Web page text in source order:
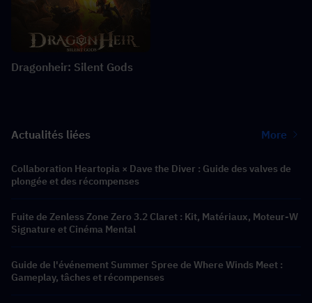
Dragonheir: Silent Gods
Actualités liées More
Collaboration Heartopia × Dave the Diver : Guide des valves de
plongée et des récompenses
Fuite de Zenless Zone Zero 3.2 Claret : Kit, Matériaux, Moteur-W
Signature et Cinéma Mental
Guide de l'événement Summer Spree de Where Winds Meet :
Gameplay, tâches et récompenses